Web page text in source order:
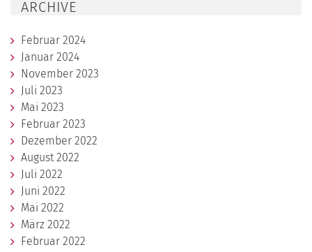
ARCHIVE
Februar 2024
Januar 2024
November 2023
Juli 2023
Mai 2023
Februar 2023
Dezember 2022
August 2022
Juli 2022
Juni 2022
Mai 2022
März 2022
Februar 2022